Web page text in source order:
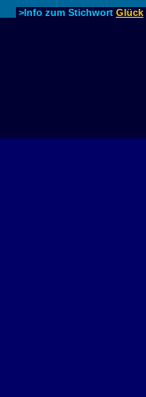
>Info zum Stichwort Glück